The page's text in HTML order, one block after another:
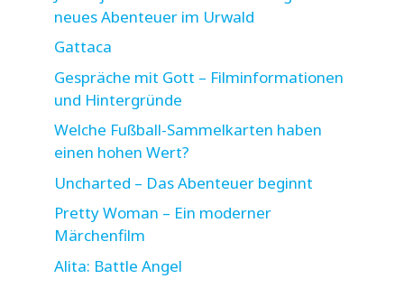
neues Abenteuer im Urwald
Gattaca
Gespräche mit Gott – Filminformationen
und Hintergründe
Welche Fußball-Sammelkarten haben
einen hohen Wert?
Uncharted – Das Abenteuer beginnt
Pretty Woman – Ein moderner
Märchenfilm
Alita: Battle Angel